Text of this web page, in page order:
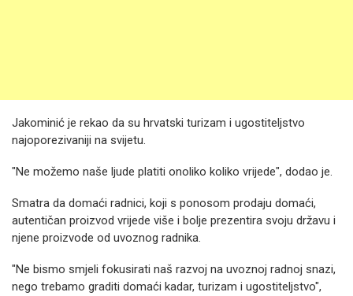
Jakominić je rekao da su hrvatski turizam i ugostiteljstvo
najoporezivaniji na svijetu.
"Ne možemo naše ljude platiti onoliko koliko vrijede", dodao je.
Smatra da domaći radnici, koji s ponosom prodaju domaći,
autentičan proizvod vrijede više i bolje prezentira svoju državu i
njene proizvode od uvoznog radnika.
"Ne bismo smjeli fokusirati naš razvoj na uvoznoj radnoj snazi,
nego trebamo graditi domaći kadar, turizam i ugostiteljstvo",